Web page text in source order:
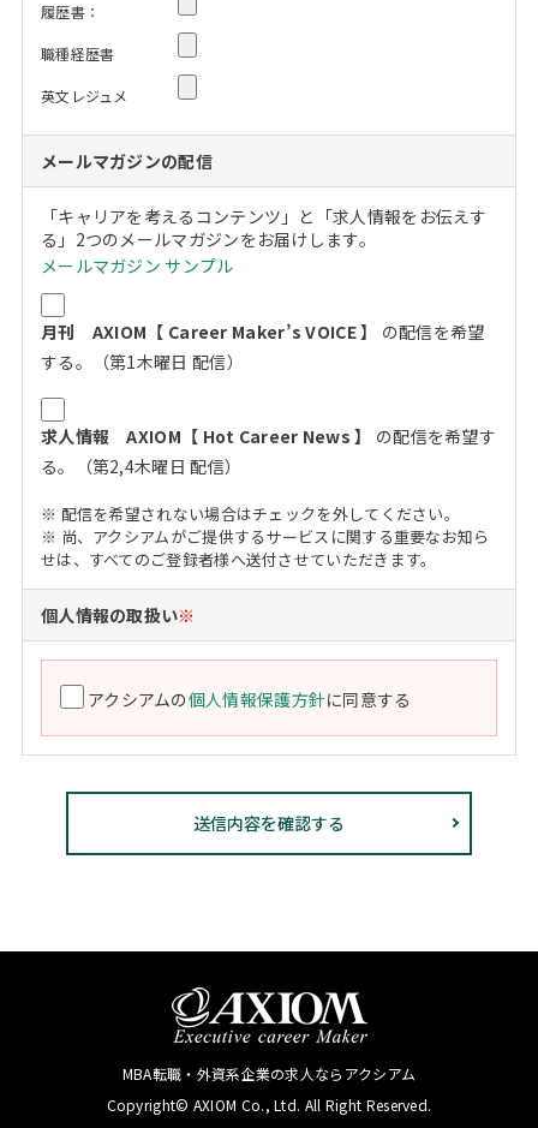
履歴書：
職種経歴書
英文レジュメ
メールマガジンの配信
「キャリアを考えるコンテンツ」と「求人情報をお伝えす
る」2つのメールマガジンをお届けします。
メールマガジン サンプル
月刊 AXIOM【 Career Maker’s VOICE 】
の配信を希望
する。（第1木曜日 配信）
求人情報 AXIOM【 Hot Career News 】
の配信を希望す
る。（第2,4木曜日 配信）
※ 配信を希望されない場合はチェックを外してください。
※ 尚、アクシアムがご提供するサービスに関する重要なお知ら
せは、すべてのご登録者様へ送付させていただきます。
個人情報の取扱い※
アクシアムの個人情報保護方針に同意する
MBA転職・外資系企業の求人ならアクシアム
Copyright© AXIOM Co., Ltd. All Right Reserved.